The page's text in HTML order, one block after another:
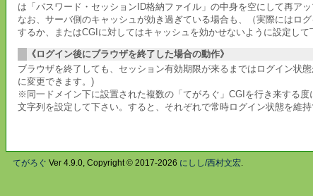
は「パスワード・セッションID格納ファイル」の中身を空にして再アッ
なお、サーバ側のキャッシュが効き過ぎている場合も、（実際にはロ
するか、またはCGIに対してはキャッシュを効かせないように設定して
《ログイン後にブラウザを終了した場合の動作》
ブラウザを終了しても、セッション有効期限が来るまではログイン状
に変更できます。)
※同一ドメイン下に設置された複数の「てがろぐ」CGIを行き来する
文字列を設定して下さい。すると、それぞれで常時ログイン状態を維持
てがろぐ Ver 4.9.0, Copyright © 2017-2026 にしし/西村文宏.